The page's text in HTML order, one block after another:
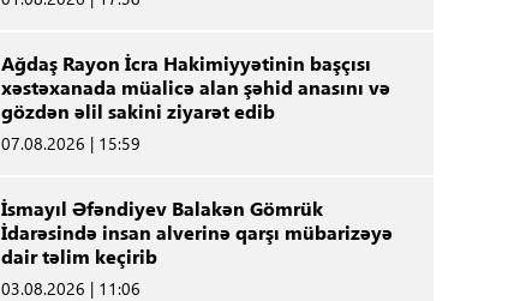
Ağdaş Rayon İcra Hakimiyyətinin başçısı
xəstəxanada müalicə alan şəhid anasını və
gözdən əlil sakini ziyarət edib
07.08.2026 | 15:59
İsmayıl Əfəndiyev Balakən Gömrük
İdarəsində insan alverinə qarşı mübarizəyə
dair təlim keçirib
03.08.2026 | 11:06